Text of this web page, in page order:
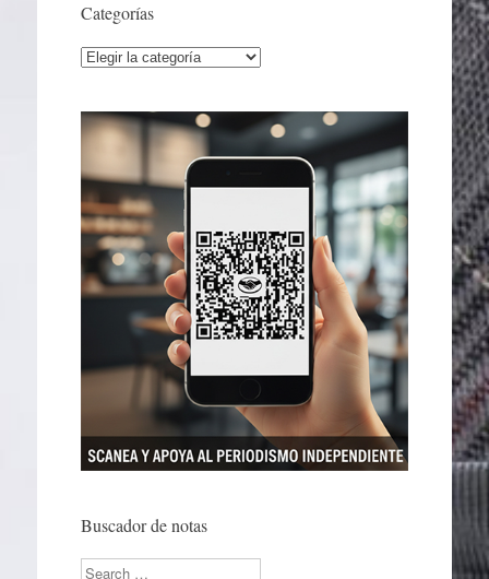
Categorías
Categorías
Buscador de notas
Search